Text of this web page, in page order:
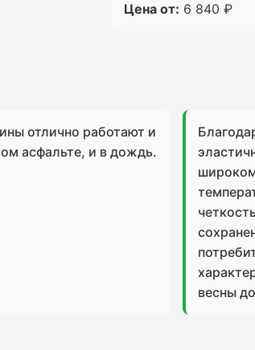
Цена от: 6 840 ₽
отлично работают и
асфальте, и в дождь.
весны